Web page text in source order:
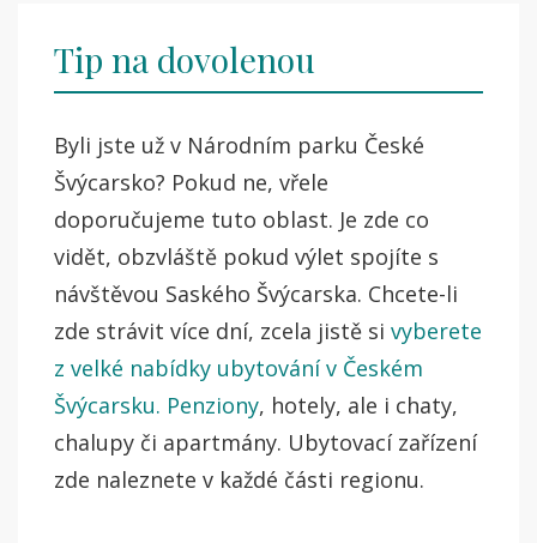
Tip na dovolenou
Byli jste už v Národním parku České
Švýcarsko? Pokud ne, vřele
doporučujeme tuto oblast. Je zde co
vidět, obzvláště pokud výlet spojíte s
návštěvou Saského Švýcarska. Chcete-li
zde strávit více dní, zcela jistě si vyberete
z velké nabídky ubytování v Českém
Švýcarsku. Penziony, hotely, ale i chaty,
chalupy či apartmány. Ubytovací zařízení
zde naleznete v každé části regionu.